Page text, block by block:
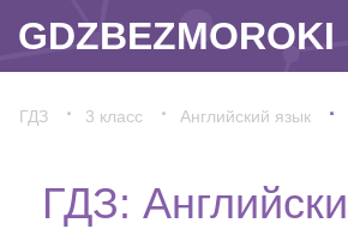
GDZBEZMOROKI
ГДЗ 3 класс Английский язык
ГДЗ: